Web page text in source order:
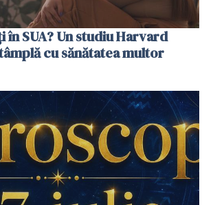
în SUA? Un studiu Harvard
cu sănătatea multor